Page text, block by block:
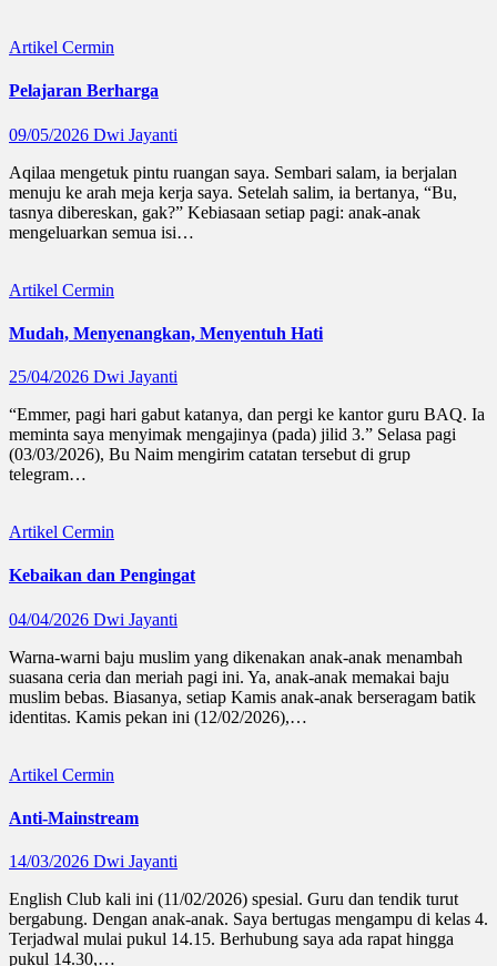
Artikel Cermin
Pelajaran Berharga
09/05/2026 Dwi Jayanti
Aqilaa mengetuk pintu ruangan saya. Sembari salam, ia berjalan
menuju ke arah meja kerja saya. Setelah salim, ia bertanya, “Bu,
tasnya dibereskan, gak?” Kebiasaan setiap pagi: anak-anak
mengeluarkan semua isi…
Artikel Cermin
Mudah, Menyenangkan, Menyentuh Hati
25/04/2026 Dwi Jayanti
“Emmer, pagi hari gabut katanya, dan pergi ke kantor guru BAQ. Ia
meminta saya menyimak mengajinya (pada) jilid 3.” Selasa pagi
(03/03/2026), Bu Naim mengirim catatan tersebut di grup
telegram…
Artikel Cermin
Kebaikan dan Pengingat
04/04/2026 Dwi Jayanti
Warna-warni baju muslim yang dikenakan anak-anak menambah
suasana ceria dan meriah pagi ini. Ya, anak-anak memakai baju
muslim bebas. Biasanya, setiap Kamis anak-anak berseragam batik
identitas. Kamis pekan ini (12/02/2026),…
Artikel Cermin
Anti-Mainstream
14/03/2026 Dwi Jayanti
English Club kali ini (11/02/2026) spesial. Guru dan tendik turut
bergabung. Dengan anak-anak. Saya bertugas mengampu di kelas 4.
Terjadwal mulai pukul 14.15. Berhubung saya ada rapat hingga
pukul 14.30,…